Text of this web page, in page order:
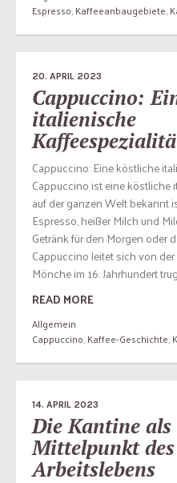
Espresso,Kaffeeanbaugebiete,
20. APRIL 2023
Cappuccino:
italienische
Cappuccino: Eine köstliche
Cappuccino ist eine köstliche
auf der ganzen Welt bekannt
Espresso, heißer Milch und
Getränk für den Morgen oder
Cappuccino leitet sich von
Mönche im 16. Jahrhundert
READ MORE
Allgemein
Cappuccino,Kaffee-Geschichte,
14. APRIL 2023
Die Kantine als
Mittelpunkt des
Arbeitslebens